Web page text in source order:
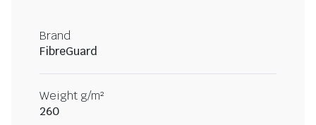
Brand
FibreGuard
Weight g/m²
260